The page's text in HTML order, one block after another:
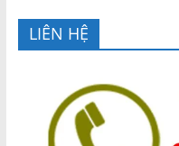
LIÊN HỆ